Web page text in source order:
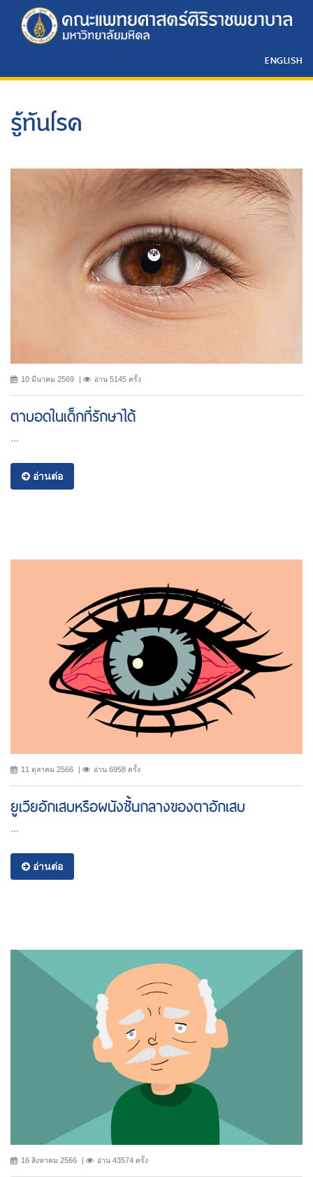
ENGLISH
รู้ทันโรค
10 มีนาคม 2569 อ่าน 5145 ครั้ง
ตาบอดในเด็กที่รักษาได้
อ่านต่อ
11 ตุลาคม 2566 อ่าน 6958 ครั้ง
ยูเวียอักเสบหรือผนังชั้นกลางของตาอักเสบ
...
อ่านต่อ
16 สิงหาคม 2566 อ่าน 43574 ครั้ง